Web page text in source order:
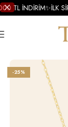
-25%
TL İNDİRİM✨İLK